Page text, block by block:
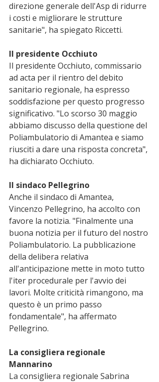
direzione generale dell'Asp di ridurre
i costi e migliorare le strutture
sanitarie", ha spiegato Riccetti.
Il presidente Occhiuto
Il presidente Occhiuto, commissario
ad acta per il rientro del debito
sanitario regionale, ha espresso
soddisfazione per questo progresso
significativo. "Lo scorso 30 maggio
abbiamo discusso della questione del
Poliambulatorio di Amantea e siamo
riusciti a dare una risposta concreta",
ha dichiarato Occhiuto.
Il sindaco Pellegrino
Anche il sindaco di Amantea,
Vincenzo Pellegrino, ha accolto con
favore la notizia. "Finalmente una
buona notizia per il futuro del nostro
Poliambulatorio. La pubblicazione
della delibera relativa
all'anticipazione mette in moto tutto
l'iter procedurale per l'avvio dei
lavori. Molte criticità rimangono, ma
questo è un primo passo
fondamentale", ha affermato
Pellegrino.
La consigliera regionale
Mannarino
La consigliera regionale Sabrina